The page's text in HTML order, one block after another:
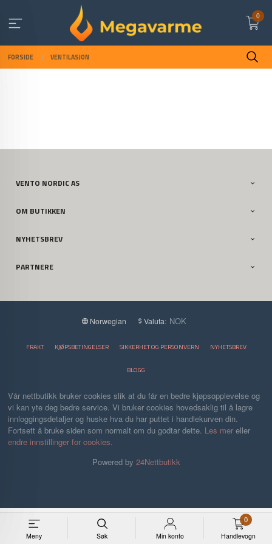
innholdet
Meny Søk Min konto Handlevogn
0
0
FORSIDE VENTILASJON
VENTO NORDIC AS
OM BUTIKKEN
NYHETSBREV
PARTNERE
Norwegian Valuta: NOK
FRAKT KJØPSBETINGELSER SIKKERHET OG PERSONVERN NYHETSBREV
BLOGG
Vår nettbutikk bruker cookies slik at du får en bedre kjøpsopplevelse og
vi kan yte deg bedre service. Vi bruker cookies hovedsaklig til å lagre
innloggingsdetaljer og huske hva du har puttet i handlekurven din.
Fortsett å bruke siden som normalt om du godtar dette. Les mer eller
endre innstillinger for cookies.
Powered by 24Nettbutikk